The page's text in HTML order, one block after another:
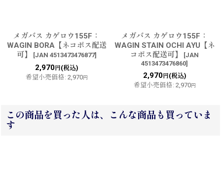
メガバス カゲロウ155F：
WAGIN BORA【ネコポス配送
可】
[JAN 4513473476877]
2,970円(税込)
希望小売価格: 2,970円
メガバス カゲロウ155F：
WAGIN STAIN OCHI AYU【ネ
コポス配送可】
[JAN
4513473476860]
2,970円(税込)
希望小売価格: 2,970円
この商品を買った人は、こんな商品も買っていま
す